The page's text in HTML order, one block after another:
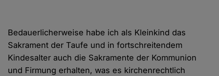
Bedauerlicherweise habe ich als Kleinkind das
Sakrament der Taufe und in fortschreitendem
Kindesalter auch die Sakramente der Kommunion
und Firmung erhalten, was es kirchenrechtlich